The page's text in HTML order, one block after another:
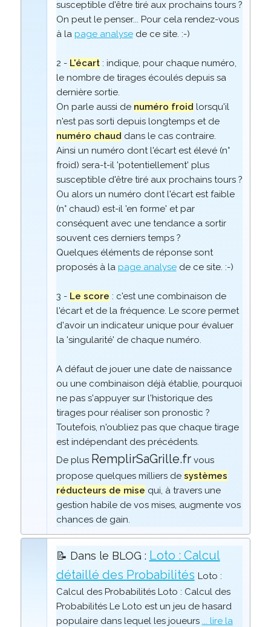
susceptible d'être tiré aux prochains tours ?
On peut le penser... Pour cela rendez-vous
à la page analysede ce site. :-)
2 - L'écart: indique, pour chaque numéro,
le nombre de tirages écoulés depuis sa
dernière sortie.
On parle aussi de numéro froid lorsqu'il
n'est pas sorti depuis longtemps et de
numéro chaud dans le cas contraire.
Ainsi un numéro dont l'écart est élevé (n°
froid) sera-t-il 'potentiellement' plus
susceptible d'être tiré aux prochains tours ?
Ou alors un numéro dont l'écart est faible
(n° chaud) est-il 'en forme' et par
conséquent avec une tendance a sortir
souvent ces derniers temps ?
Quelques éléments de réponse sont
proposés à la page analysede ce site. :-)
3 - Le score : c'est une combinaison de
l'écart et de la fréquence. Le score permet
d'avoir un indicateur unique pour évaluer
la 'singularité' de chaque numéro.
A défaut de jouer une date de naissance
ou une combinaison déjà établie, pourquoi
ne pas s'appuyer sur l'historique des
tirages pour réaliser son pronostic ?
Toutefois, n'oubliez pas que chaque tirage
est indépendant des précédents.
De plus RemplirSaGrille.frvous
propose quelques milliers de systèmes
réducteurs de mise qui, à travers une
gestion habile de vos mises, augmente vos
chances de gain.
📝 Dans le BLOG : Loto : Calcul
détaillé des Probabilités Loto :
Calcul des Probabilités Loto : Calcul des
Probabilités Le Loto est un jeu de hasard
populaire dans lequel les joueurs ... lire la